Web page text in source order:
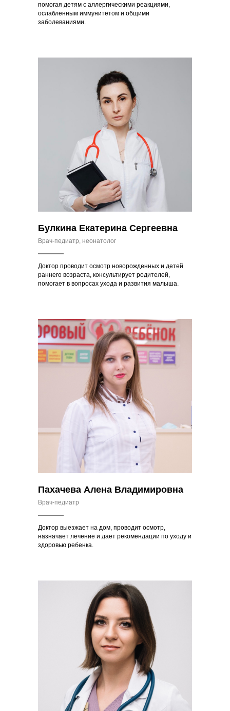
помогая детям с аллергическими реакциями,
ослабленным иммунитетом и общими
заболеваниями.
Булкина Екатерина Сергеевна
Врач-педиатр, неонатолог
Доктор проводит осмотр новорожденных и детей
раннего возраста, консультирует родителей,
помогает в вопросах ухода и развития малыша.
Пахачева Алена Владимировна
Врач-педиатр
Доктор выезжает на дом, проводит осмотр,
назначает лечение и дает рекомендации по уходу и
здоровью ребенка.